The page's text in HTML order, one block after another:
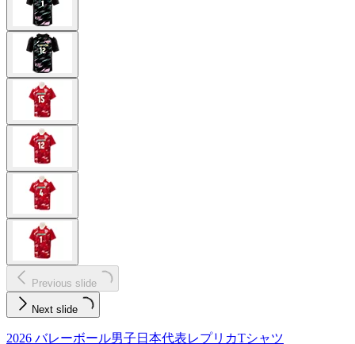
Previous slide
Next slide
2026 バレーボール男子日本代表レプリカTシャツ